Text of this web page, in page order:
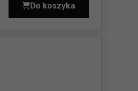
Do koszyka
Nożyce do żywopłotu